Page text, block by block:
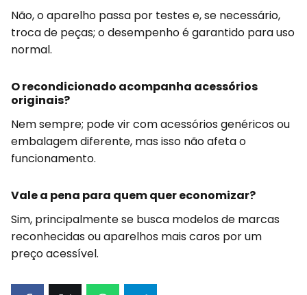
Não, o aparelho passa por testes e, se necessário,
troca de peças; o desempenho é garantido para uso
normal.
O recondicionado acompanha acessórios
originais?
Nem sempre; pode vir com acessórios genéricos ou
embalagem diferente, mas isso não afeta o
funcionamento.
Vale a pena para quem quer economizar?
Sim, principalmente se busca modelos de marcas
reconhecidas ou aparelhos mais caros por um
preço acessível.